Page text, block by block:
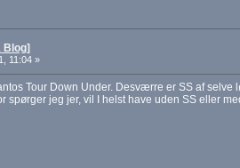
Blog]
11:04 »
Tour Down Under. Desværre er SS af
spørger jeg jer, vil I helst have uden SS eller